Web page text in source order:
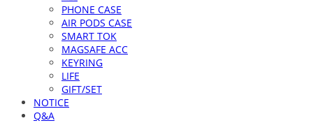
PHONE CASE
AIR PODS CASE
SMART TOK
MAGSAFE ACC
KEYRING
LIFE
GIFT/SET
NOTICE
Q&A